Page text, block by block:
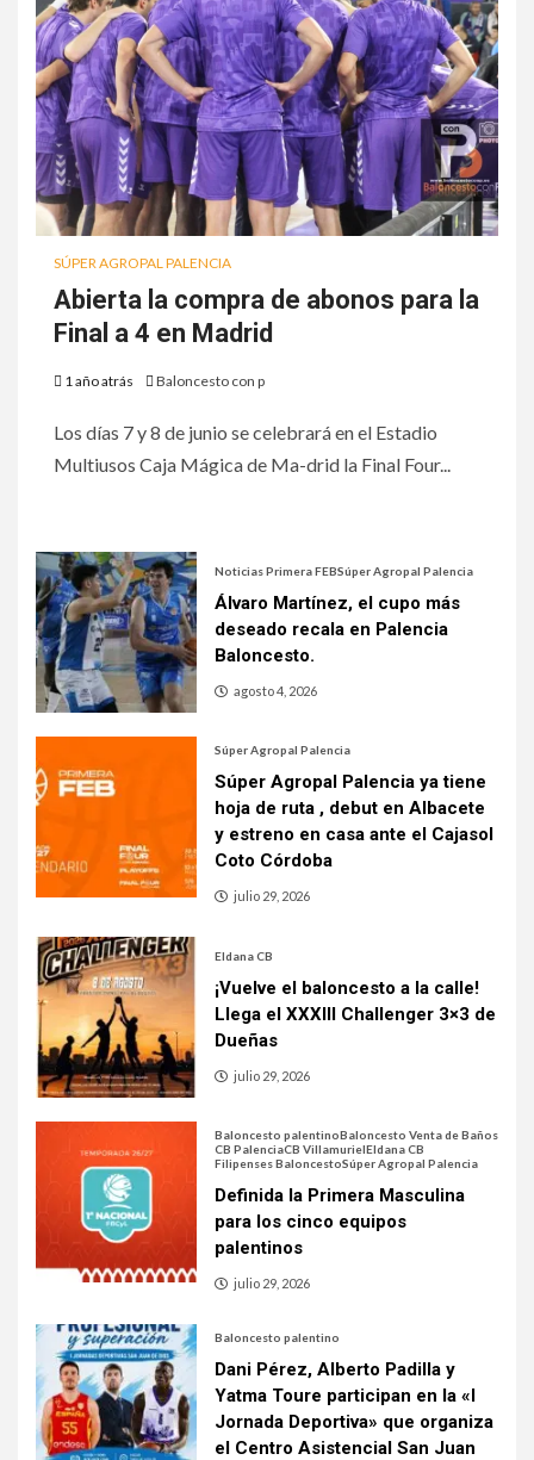
SÚPER AGROPAL PALENCIA
Abierta la compra de abonos para la
Final a 4 en Madrid
1 año atrás Baloncesto con p
Los días 7 y 8 de junio se celebrará en el Estadio
Multiusos Caja Mágica de Ma-drid la Final Four...
Noticias Primera FEBSúper Agropal Palencia
Álvaro Martínez, el cupo más
deseado recala en Palencia
Baloncesto.
agosto 4, 2026
Súper Agropal Palencia
Súper Agropal Palencia ya tiene
hoja de ruta , debut en Albacete
y estreno en casa ante el Cajasol
Coto Córdoba
julio 29, 2026
Eldana CB
¡Vuelve el baloncesto a la calle!
Llega el XXXIII Challenger 3×3 de
Dueñas
julio 29, 2026
Baloncesto palentinoBaloncesto Venta de Baños
CB PalenciaCB VillamurielEldana CB
Filipenses BaloncestoSúper Agropal Palencia
Definida la Primera Masculina
para los cinco equipos
palentinos
julio 29, 2026
Baloncesto palentino
Dani Pérez, Alberto Padilla y
Yatma Toure participan en la «I
Jornada Deportiva» que organiza
el Centro Asistencial San Juan